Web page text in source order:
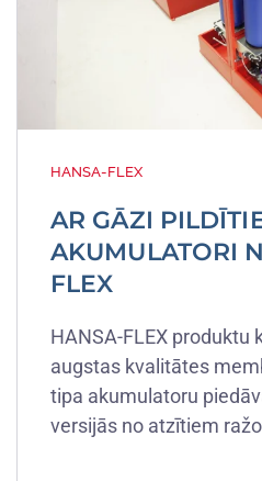
HANSA-FLEX
AR GĀZI
AKUMULATORI
FLEX
HANSA-FLEX produktu
augstas kvalitātes
tipa akumulatoru
versijās no atzītiem